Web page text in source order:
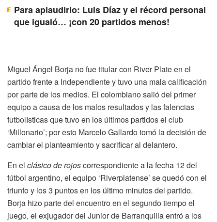
Para aplaudirlo: Luis Díaz y el récord personal
que igualó… ¡con 20 partidos menos!
Miguel Ángel Borja no fue titular con River Plate en el
partido frente a Independiente y tuvo una mala calificación
por parte de los medios. El colombiano salió del primer
equipo a causa de los malos resultados y las falencias
futbolísticas que tuvo en los últimos partidos el club
‘Millonario’; por esto Marcelo Gallardo tomó la decisión de
cambiar el planteamiento y sacrificar al delantero.
En el clásico de rojoscorrespondiente a la fecha 12 del
fútbol argentino, el equipo ‘Riverplatense’ se quedó con el
triunfo y los 3 puntos en los último minutos del partido.
Borja hizo parte del encuentro en el segundo tiempo el
juego, el exjugador del Junior de Barranquilla entró a los